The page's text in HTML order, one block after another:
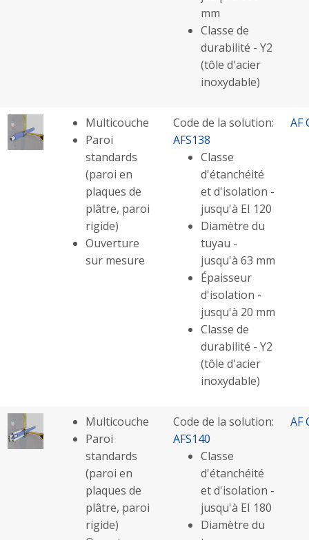
mm
Classe de
durabilité - Y2
(tôle d'acier
inoxydable)
Multicouche
Paroi
standards
(paroi en
plaques de
plâtre, paroi
rigide)
Ouverture
sur mesure
Code de la solution:
AFS138
Classe
d'étanchéité
et d'isolation -
jusqu'à EI 120
Diamètre du
tuyau -
jusqu'à 63 mm
Épaisseur
d'isolation -
jusqu'à 20 mm
Classe de
durabilité - Y2
(tôle d'acier
inoxydable)
AF
Multicouche
Paroi
standards
(paroi en
plaques de
plâtre, paroi
rigide)
Code de la solution:
AFS140
Classe
d'étanchéité
et d'isolation -
jusqu'à EI 180
Diamètre du
AF